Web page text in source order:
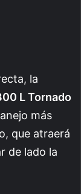
la
L Tornado
más
que atraerá
de lado la